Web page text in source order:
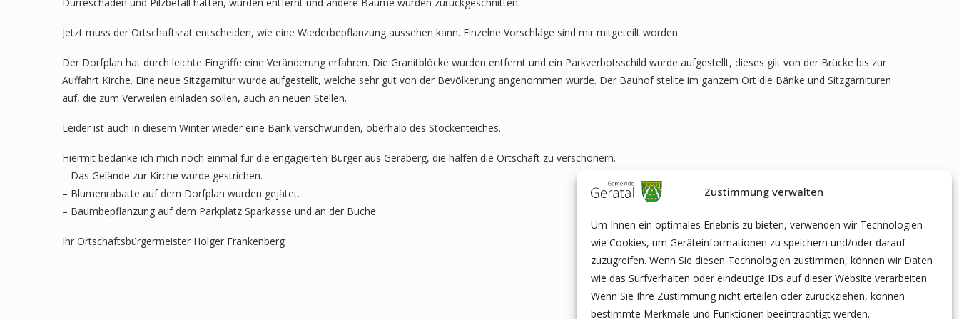
Zustimmung verwalten
Um Ihnen ein optimales Erlebnis zu bieten, verwenden wir Technologien
wie Cookies, um Geräteinformationen zu speichern und/oder darauf
zuzugreifen. Wenn Sie diesen Technologien zustimmen, können wir Daten
wie das Surfverhalten oder eindeutige IDs auf dieser Website verarbeiten.
Wenn Sie Ihre Zustimmung nicht erteilen oder zurückziehen, können
bestimmte Merkmale und Funktionen beeinträchtigt werden.
Jetzt muss der Ortschaftsrat entscheiden, wie eine Wiederbepflanzung aussehen kann. Einzelne Vorschläge sind mir mitgeteilt worden.
Der Dorfplan hat durch leichte Eingriffe eine Veränderung erfahren. Die Granitblöcke wurden entfernt und ein Parkverbotsschild wurde aufgestellt, dieses gilt von der Brücke bis zur
Auffahrt Kirche. Eine neue Sitzgarnitur wurde aufgestellt, welche sehr gut von der Bevölkerung angenommen wurde. Der Bauhof stellte im ganzem Ort die Bänke und Sitzgarnituren
auf, die zum Verweilen einladen sollen, auch an neuen Stellen.
Leider ist auch in diesem Winter wieder eine Bank verschwunden, oberhalb des Stockenteiches.
Hiermit bedanke ich mich noch einmal für die engagierten Bürger aus Geraberg, die halfen die Ortschaft zu verschönern.
– Das Gelände zur Kirche wurde gestrichen.
– Blumenrabatte auf dem Dorfplan wurden gejätet.
– Baumbepflanzung auf dem Parkplatz Sparkasse und an der Buche.
Ihr Ortschaftsbürgermeister Holger Frankenberg